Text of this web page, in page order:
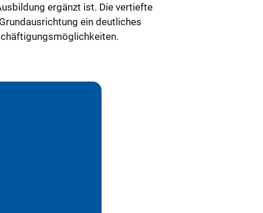
ergänzt ist. Die vertiefte
ein deutliches